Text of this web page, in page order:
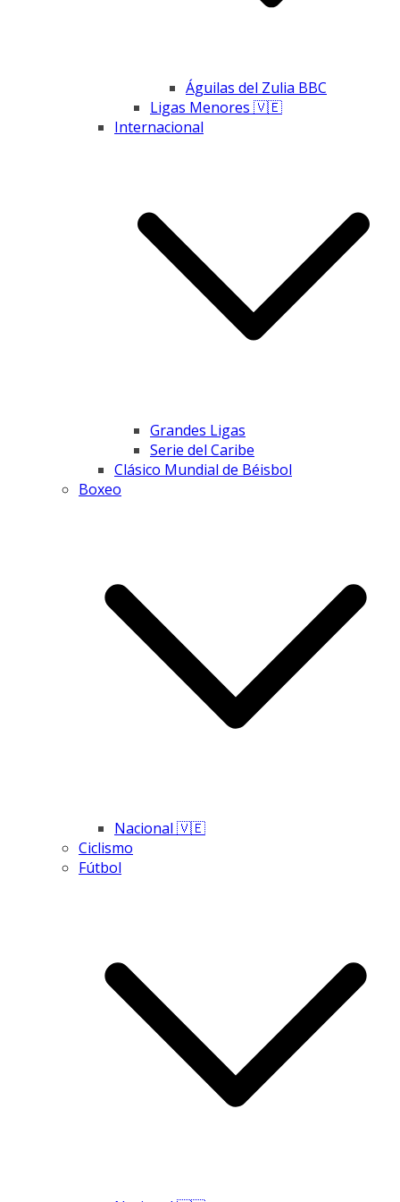
Águilas del Zulia BBC
Ligas Menores 🇻🇪
Internacional
Grandes Ligas
Serie del Caribe
Clásico Mundial de Béisbol
Boxeo
Nacional 🇻🇪
Ciclismo
Fútbol